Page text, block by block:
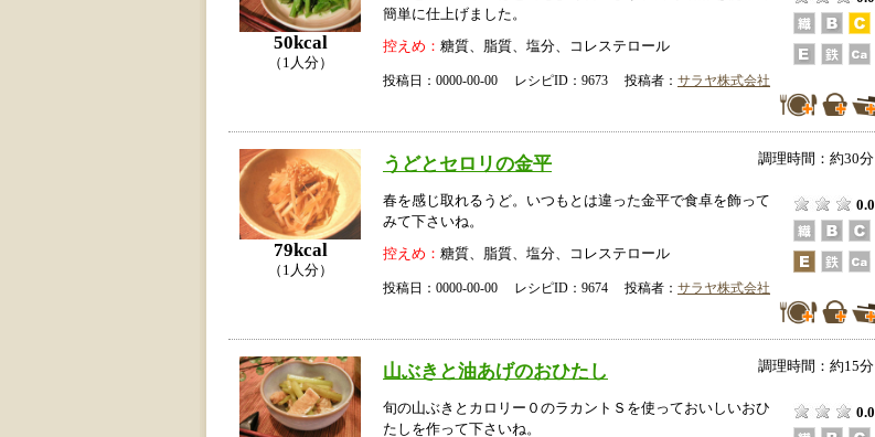
50kcal
（1人分）
簡単に仕上げました。
控えめ： 糖質、脂質、塩分、コレステロール
投稿日：0000-00-00 レシピID：9673 投稿者： サラヤ株式会社
79kcal
（1人分）
うどとセロリの金平 調理時間：約30分
春を感じ取れるうど。いつもとは違った金平で食卓を飾って
みて下さいね。
0.0
控えめ： 糖質、脂質、塩分、コレステロール
投稿日：0000-00-00 レシピID：9674 投稿者： サラヤ株式会社
山ぶきと油あげのおひたし 調理時間：約15分
旬の山ぶきとカロリー０のラカントＳを使っておいしいおひ
たしを作って下さいね。
0.0